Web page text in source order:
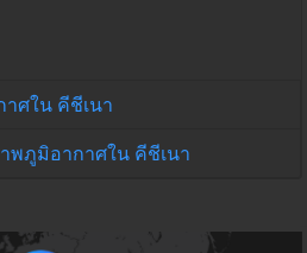
ศใน คีชีเนา
พภูมิอากาศใน คีชีเนา